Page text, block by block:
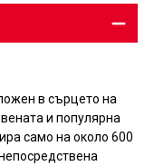
в сърцето на
и популярна
само на около 600